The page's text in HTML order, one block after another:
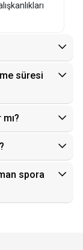
süresi
spora